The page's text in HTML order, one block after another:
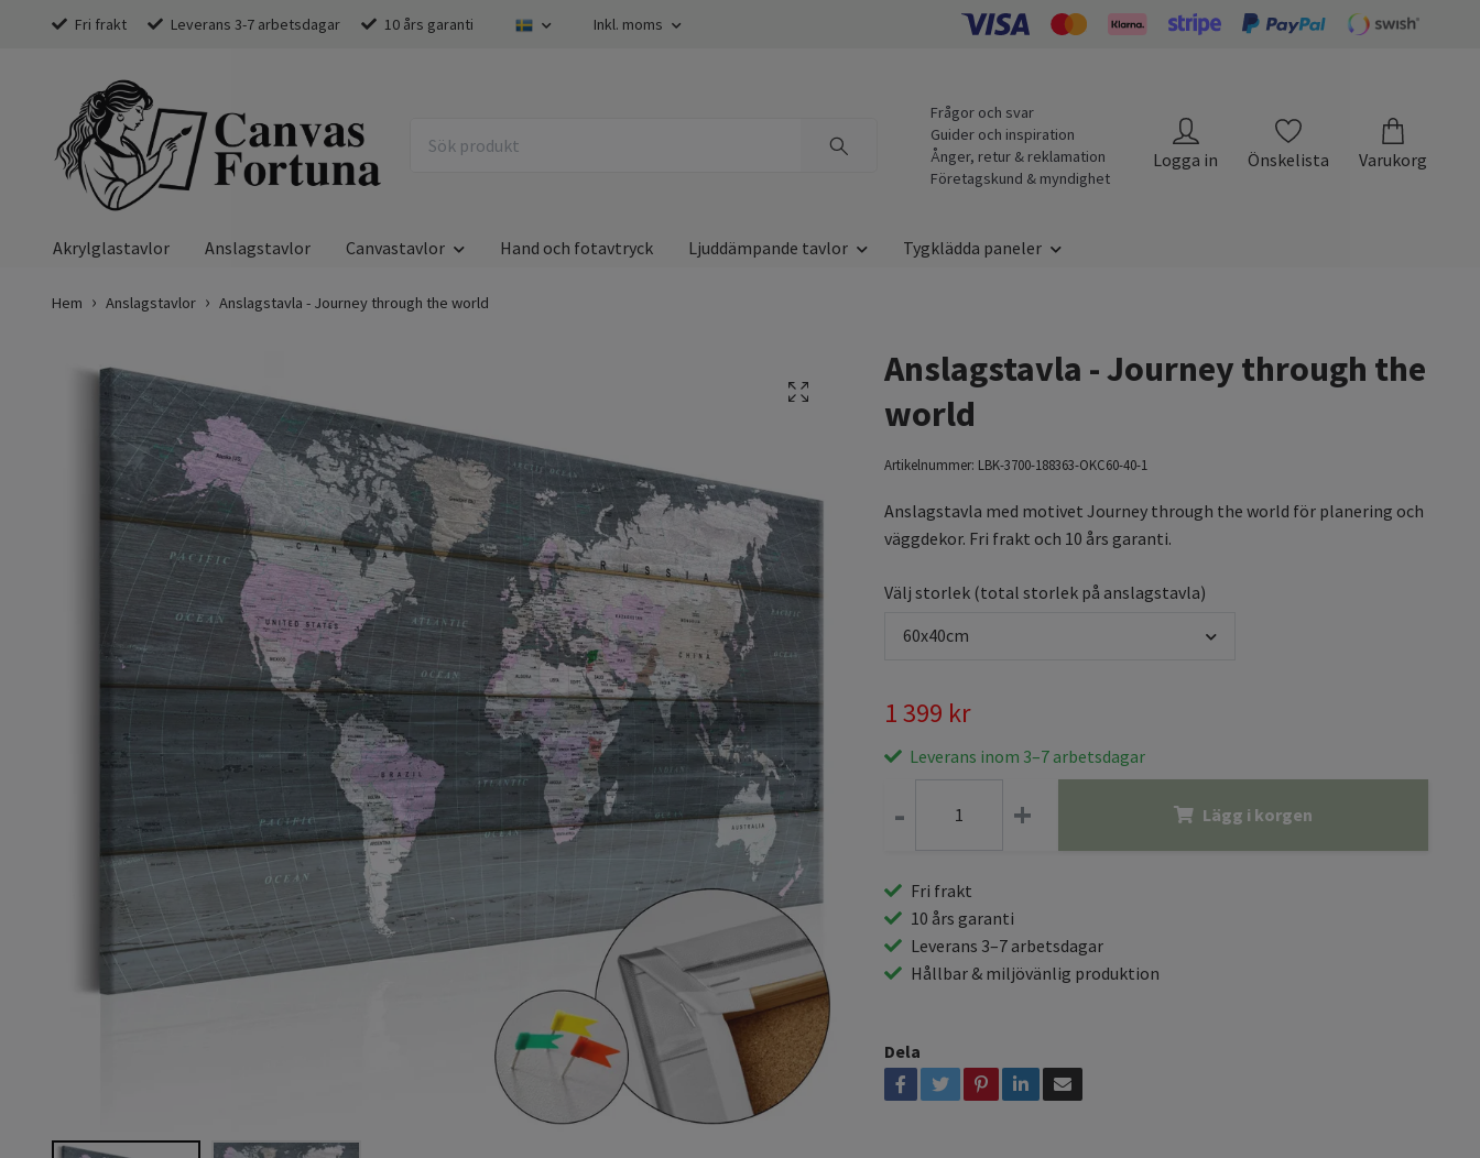
Fri frakt Leverans 3-7 arbetsdagar 10 års garanti Inkl. moms
Frågor och svar
Guider och inspiration
Ånger, retur & reklamation
Företagskund & myndighet
Logga in Önskelista Varukorg
Akrylglastavlor Anslagstavlor Canvastavlor Hand och fotavtryck Ljuddämpande tavlor Tygklädda paneler
Hem Anslagstavlor Anslagstavla - Journey through the world
Anslagstavla - Journey through the
world
Artikelnummer: LBK-3700-188363-OKC60-40-1
Anslagstavla med motivet Journey through the world för planering och
väggdekor. Fri frakt och 10 års garanti.
Välj storlek (total storlek på anslagstavla)
60x40cm
1 399 kr
Leverans inom 3–7 arbetsdagar
- + Lägg i korgen
Fri frakt
10 års garanti
Leverans 3–7 arbetsdagar
Hållbar & miljövänlig produktion
Dela